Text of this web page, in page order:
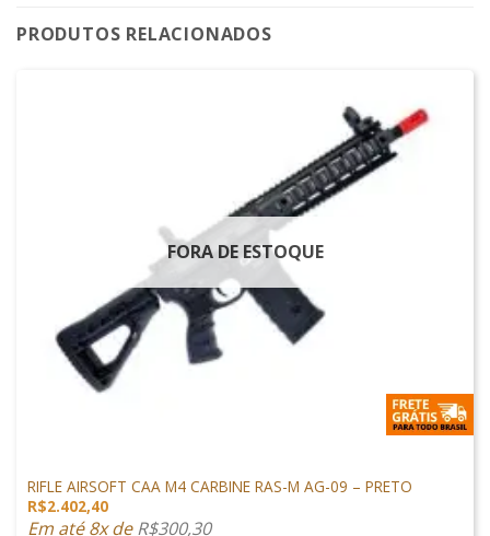
PRODUTOS RELACIONADOS
FORA DE ESTOQUE
RIFLE AIRSOFT CAA M4 CARBINE RAS-M AG-09 – PRETO
R$2.402,40
Em até 8x deR$300,30